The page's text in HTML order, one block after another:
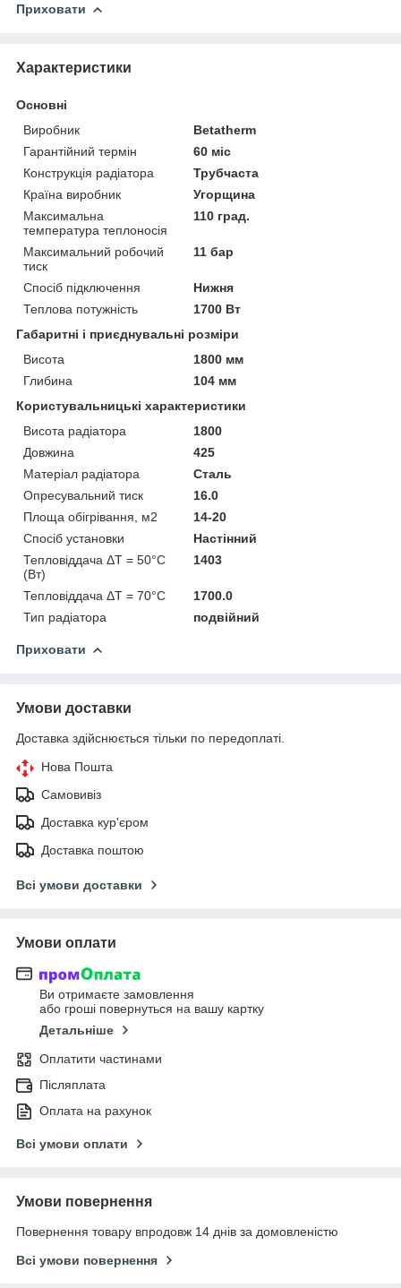
Приховати
Характеристики
Основні
Виробник
Betatherm
Гарантійний термін
60 міс
Конструкція радіатора
Трубчаста
Країна виробник
Угорщина
Максимальна
температура теплоносія
110 град.
Максимальний робочий
тиск
11 бар
Спосіб підключення
Нижня
Теплова потужність
1700 Вт
Габаритні і приєднувальні розміри
Висота
1800 мм
Глибина
104 мм
Користувальницькі характеристики
Висота радіатора
1800
Довжина
425
Матеріал радіатора
Сталь
Опресувальний тиск
16.0
Площа обігрівання, м2
14-20
Спосіб установки
Настінний
Тепловіддача ΔT = 50°C
(Вт)
1403
Тепловіддача ΔT = 70°C
1700.0
Тип радіатора
подвійний
Приховати
Умови доставки
Доставка здійснюється тільки по передоплаті.
Нова Пошта
Самовивіз
Доставка кур'єром
Доставка поштою
Всі умови доставки
Умови оплати
Ви отримаєте замовлення
або гроші повернуться на вашу картку
Детальніше
Оплатити частинами
Післяплата
Оплата на рахунок
Всі умови оплати
Умови повернення
Повернення товару впродовж 14 днів за домовленістю
Всі умови повернення